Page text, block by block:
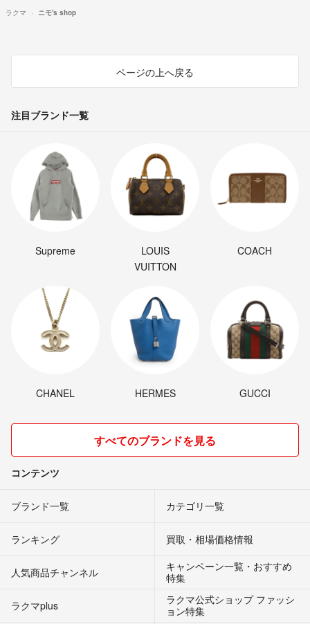
ラクマ ニモ's shop
ページの上へ戻る
注目ブランド一覧
Supreme
LOUIS
VUITTON
COACH
CHANEL HERMES GUCCI
すべてのブランドを見る
コンテンツ
ブランド一覧 カテゴリ一覧
ランキング 買取・相場価格情報
人気商品チャンネル
キャンペーン一覧・おすすめ
特集
ラクマplus
ラクマ公式ショップ ファッシ
ョン特集